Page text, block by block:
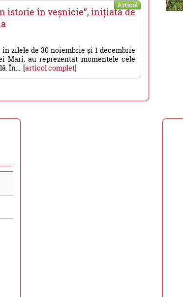
Articol
istorie în veșnicie”, inițiată de
zilele de 30 noiembrie și 1 decembrie
Mari, au reprezentat momentele cele
În.... [articol complet]